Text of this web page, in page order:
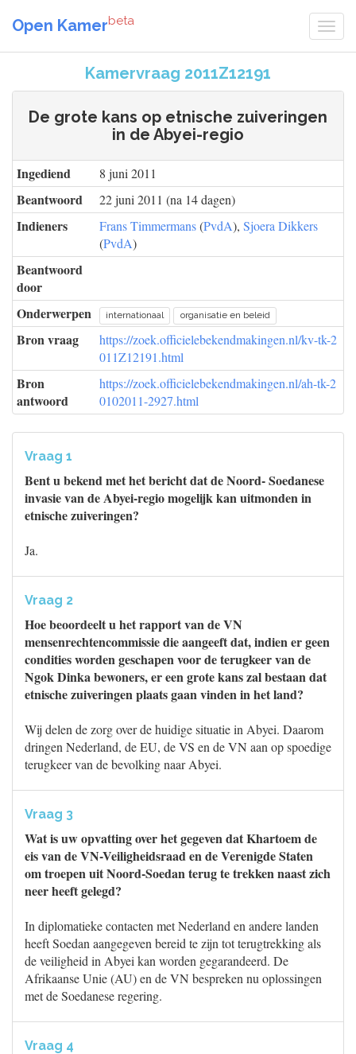
Open Kamerbeta
Kamervraag 2011Z12191
De grote kans op etnische zuiveringen
in de Abyei-regio
Ingediend 8 juni 2011
Beantwoord 22 juni 2011 (na 14 dagen)
Indieners Frans Timmermans(PvdA), Sjoera Dikkers
(PvdA)
Beantwoord
door
Onderwerpen
internationaal organisatie en beleid
Bron vraag
https://zoek.officielebekendmakingen.nl/kv-tk-2
011Z12191.html
Bron
antwoord
https://zoek.officielebekendmakingen.nl/ah-tk-2
0102011-2927.html
Vraag 1
Bent u bekend met het bericht dat de Noord- Soedanese
invasie van de Abyei-regio mogelijk kan uitmonden in
etnische zuiveringen?
Ja.
Vraag 2
Hoe beoordeelt u het rapport van de VN
mensenrechtencommissie die aangeeft dat, indien er geen
condities worden geschapen voor de terugkeer van de
Ngok Dinka bewoners, er een grote kans zal bestaan dat
etnische zuiveringen plaats gaan vinden in het land?
Wij delen de zorg over de huidige situatie in Abyei. Daarom
dringen Nederland, de EU, de VS en de VN aan op spoedige
terugkeer van de bevolking naar Abyei.
Vraag 3
Wat is uw opvatting over het gegeven dat Khartoem de
eis van de VN-Veiligheidsraad en de Verenigde Staten
om troepen uit Noord-Soedan terug te trekken naast zich
neer heeft gelegd?
In diplomatieke contacten met Nederland en andere landen
heeft Soedan aangegeven bereid te zijn tot terugtrekking als
de veiligheid in Abyei kan worden gegarandeerd. De
Afrikaanse Unie (AU) en de VN bespreken nu oplossingen
met de Soedanese regering.
Vraag 4